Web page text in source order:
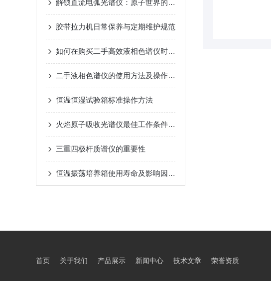
解锁直流电弧光谱仪：原子世界的解码神器
胶带拉力机日常保养与定期维护规范
如何在购买二手高效液相色谱仪时确保质量与性能
二手液相色谱仪的使用方法及操作步骤
恒温恒湿试验箱标准操作方法
火焰原子吸收光谱仪最佳工作条件优化及影响因素消除策略
三重四极杆质谱仪的重要性
恒温振荡培养箱使用寿命及影响因素详解
首页 关于我们 产品展示 新闻中心 技术文章 荣誉资质